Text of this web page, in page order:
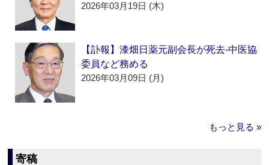
2026年03月19日 (木)
【訃報】漆畑日薬元副会長が死去‐中医協
委員など務める
2026年03月09日 (月)
もっと見る »
寄稿